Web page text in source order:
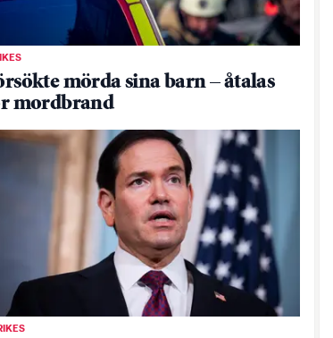
mörda sina barn – åtalas
mordbrand